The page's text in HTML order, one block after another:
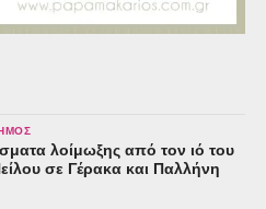
λοίμωξης από τον ιό του
σε Γέρακα και Παλλήνη